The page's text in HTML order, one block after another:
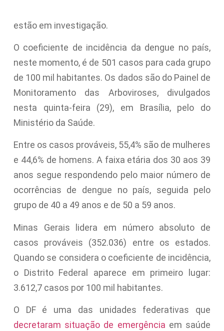
estão em investigação.
O coeficiente de incidência da dengue no país,
neste momento, é de 501 casos para cada grupo
de 100 mil habitantes. Os dados são do Painel de
Monitoramento das Arboviroses, divulgados
nesta quinta-feira (29), em Brasília, pelo do
Ministério da Saúde.
Entre os casos prováveis, 55,4% são de mulheres
e 44,6% de homens. A faixa etária dos 30 aos 39
anos segue respondendo pelo maior número de
ocorrências de dengue no país, seguida pelo
grupo de 40 a 49 anos e de 50 a 59 anos.
Minas Gerais lidera em número absoluto de
casos prováveis (352.036) entre os estados.
Quando se considera o coeficiente de incidência,
o Distrito Federal aparece em primeiro lugar:
3.612,7 casos por 100 mil habitantes.
O DF é uma das unidades federativas que
decretaram situação de emergência em saúde